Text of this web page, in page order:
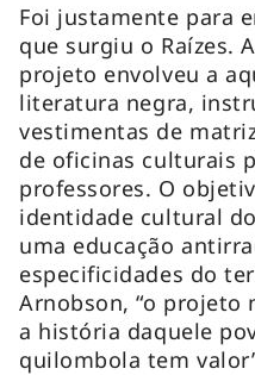
Foi justamente para
que surgiu o Raízes.
projeto envolveu a
literatura negra,
vestimentas de
de oficinas culturais
professores. O
identidade cultural
uma educação
especificidades do
Arnobson, “o projeto
a história daquele
quilombola tem